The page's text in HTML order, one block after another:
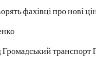
фахівці про нові
транспорт